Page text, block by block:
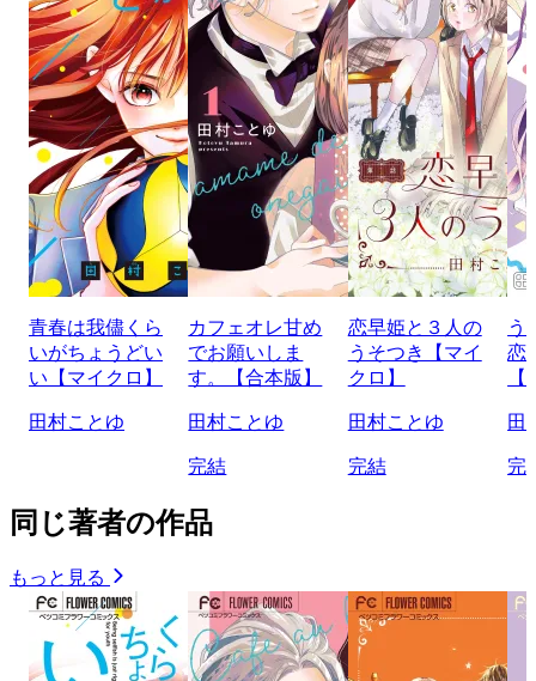
青春は我儘くら
いがちょうどい
い【マイクロ】
田村ことゆ
カフェオレ甘め
でお願いしま
す。【合本版】
田村ことゆ
完結
恋早姫と３人の
うそつき【マイ
クロ】
田村ことゆ
完結
う
恋
田
完
同じ著者の作品
もっと見る